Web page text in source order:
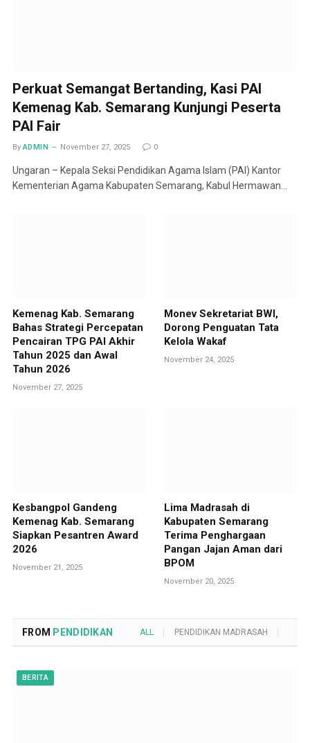
Perkuat Semangat Bertanding, Kasi PAI
Kemenag Kab. Semarang Kunjungi Peserta
PAI Fair
By ADMIN November 27, 2025 0
Ungaran – Kepala Seksi Pendidikan Agama Islam (PAI) Kantor
Kementerian Agama Kabupaten Semarang, Kabul Hermawan…
Kemenag Kab. Semarang
Bahas Strategi Percepatan
Pencairan TPG PAI Akhir
Tahun 2025 dan Awal
Tahun 2026
November 27, 2025
Monev Sekretariat BWI,
Dorong Penguatan Tata
Kelola Wakaf
November 24, 2025
Kesbangpol Gandeng
Kemenag Kab. Semarang
Siapkan Pesantren Award
2026
November 21, 2025
Lima Madrasah di
Kabupaten Semarang
Terima Penghargaan
Pangan Jajan Aman dari
BPOM
November 20, 2025
FROM PENDIDIKAN ALL PENDIDIKAN MADRASAH
BERITA